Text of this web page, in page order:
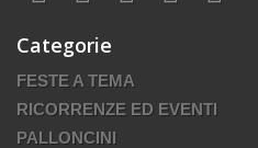
Categorie
FESTE A TEMA
RICORRENZE ED EVENTI
PALLONCINI